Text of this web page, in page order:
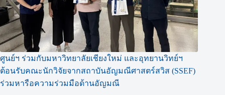
ศูนย์ฯ ร่วมกับมหาวิทยาลัยเชียงใหม่ และอุทยานวิทย์ฯ
ต้อนรับคณะนักวิจัยจากสถาบันอัญมณีศาสตร์สวิส (SSEF)
ร่วมหารือความร่วมมือด้านอัญมณี